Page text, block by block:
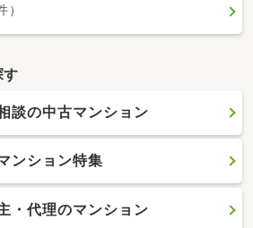
）
す
談の中古マンション
ンション特集
・代理のマンション